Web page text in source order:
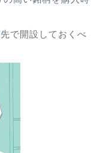
で開設しておくべ
フィール
合わせ